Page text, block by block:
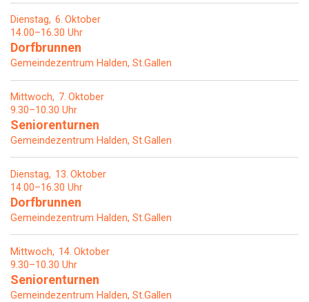
Dienstag 6 Oktober
14.00–16.30 Uhr
Dorfbrunnen
Gemeindezentrum Halden, St.Gallen
Mittwoch 7 Oktober
9.30–10.30 Uhr
Seniorenturnen
Gemeindezentrum Halden, St.Gallen
Dienstag 13 Oktober
14.00–16.30 Uhr
Dorfbrunnen
Gemeindezentrum Halden, St.Gallen
Mittwoch 14 Oktober
9.30–10.30 Uhr
Seniorenturnen
Gemeindezentrum Halden, St.Gallen